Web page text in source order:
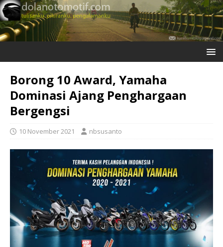
Borong 10 Award, Yamaha
Dominasi Ajang Penghargaan
Bergengsi
10 November 2021 nbsusanto